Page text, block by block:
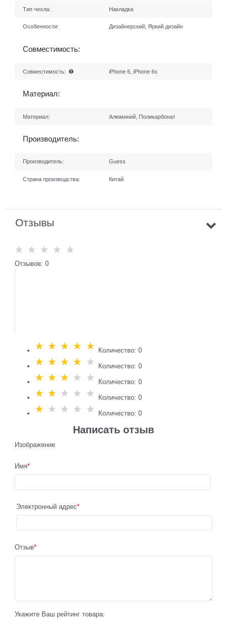
Тип чехла: Накладка
Особенности: Дизайнерский, Яркий дизайн
Совместимость:
Совместимость: iPhone 6, iPhone 6s
Материал:
Материал: Алюминий, Поликарбонат
Производитель:
Производитель: Guess
Страна производства: Китай
Отзывы
Отзывов: 0
Количество: 0
Количество: 0
Количество: 0
Количество: 0
Количество: 0
Написать отзыв
Изображение
Имя
Электронный адрес
Отзыв
Укажите Ваш рейтинг товара: